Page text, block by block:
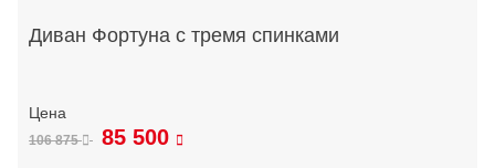
Диван Фортуна с тремя спинками
106 875 85 500